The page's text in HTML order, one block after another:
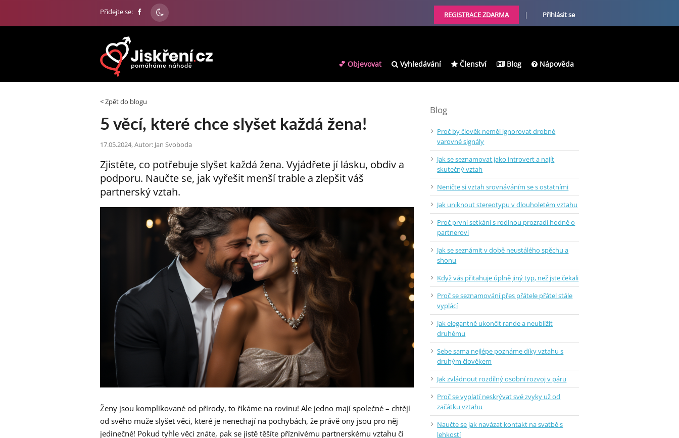
Přidejte se: REGISTRACE ZDARMA | Přihlásit se
💕 Objevovat Vyhledávání Členství Blog Nápověda
< Zpět do blogu
5 věcí, které chce slyšet každá žena!
17.05.2024, Autor: Jan Svoboda
Zjistěte, co potřebuje slyšet každá žena. Vyjádřete jí lásku, obdiv a
podporu. Naučte se, jak vyřešit menší trable a zlepšit váš
partnerský vztah.
Ženy jsou komplikované od přírody, to říkáme na rovinu! Ale jedno mají společné – chtějí
od svého muže slyšet věci, které je nenechají na pochybách, že právě ony jsou pro něj
jedinečné! Pokud tyhle věci znáte, pak se jistě těšíte příznivému partnerskému vztahu či
Blog
Proč by člověk neměl ignorovat drobné
varovné signály
Jak se seznamovat jako introvert a najít
skutečný vztah
Neničte si vztah srovnáváním se s ostatními
Jak uniknout stereotypu v dlouholetém vztahu
Proč první setkání s rodinou prozradí hodně o
partnerovi
Jak se seznámit v době neustálého spěchu a
shonu
Když vás přitahuje úplně jiný typ, než jste čekali
Proč se seznamování přes přátele přátel stále
vyplácí
Jak elegantně ukončit rande a neublížit
druhému
Sebe sama nejlépe poznáme díky vztahu s
druhým člověkem
Jak zvládnout rozdílný osobní rozvoj v páru
Proč se vyplatí neskrývat své zvyky už od
začátku vztahu
Naučte se jak navázat kontakt na svatbě s
lehkostí